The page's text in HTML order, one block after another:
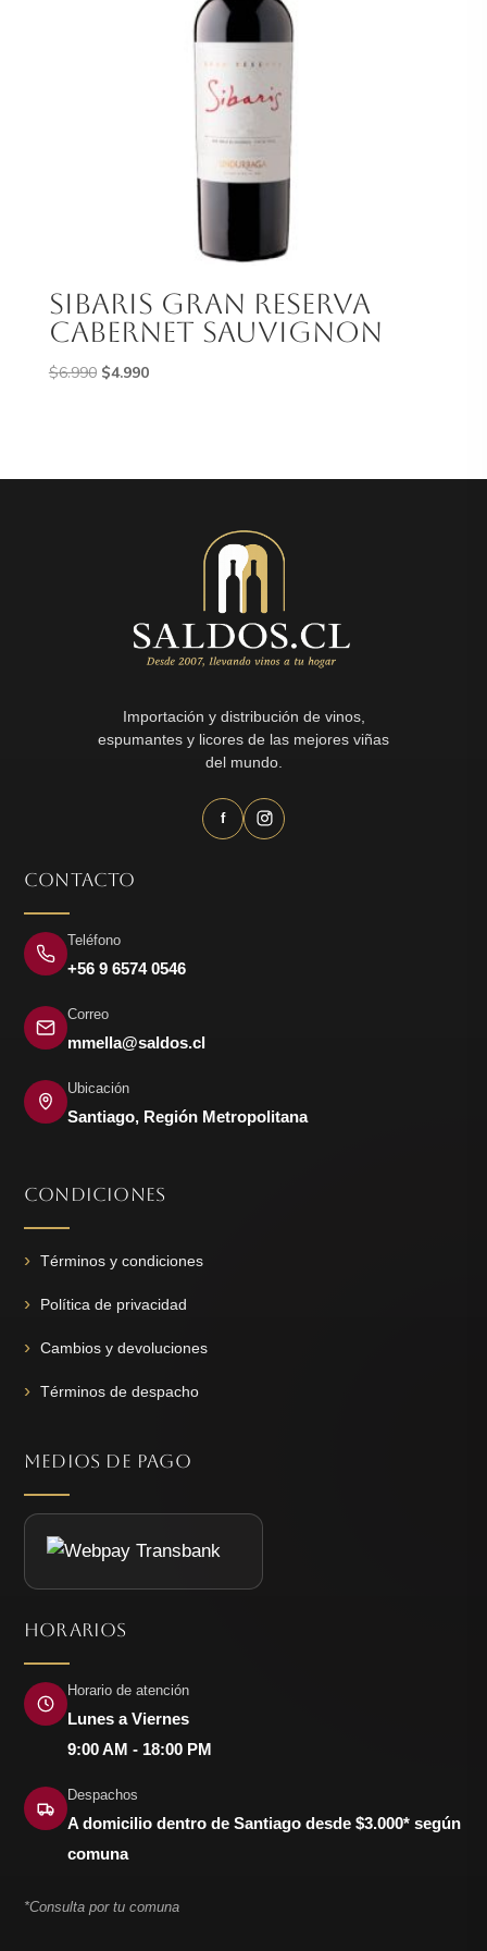
Sibaris Gran Reserva
Cabernet Sauvignon
$6.990 El
$4.990El
Importación y distribución de vinos,
espumantes y licores de las mejores viñas
del mundo.
f
CONTACTO
Teléfono
+56 9 6574 0546
Correo
mmella@saldos.cl
Ubicación
Santiago, Región Metropolitana
CONDICIONES
Términos y condiciones
Política de privacidad
Cambios y devoluciones
Términos de despacho
MEDIOS DE PAGO
HORARIOS
Horario de atención
Lunes a Viernes
9:00 AM - 18:00 PM
Despachos
A domicilio dentro de Santiago desde $3.000* según
comuna
*Consulta por tu comuna